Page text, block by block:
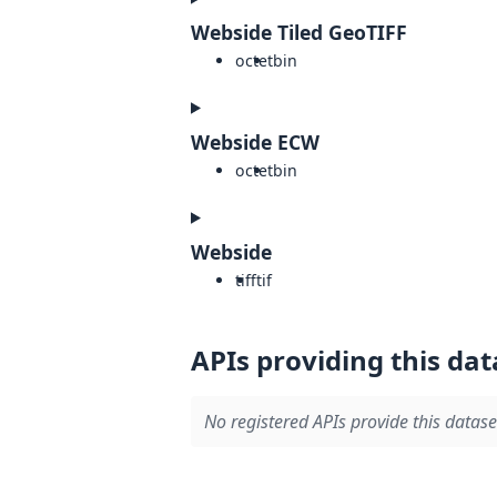
Webside Tiled GeoTIFF
octetbin
Webside ECW
octetbin
Webside
tifftif
APIs providing this
No registered APIs provide this